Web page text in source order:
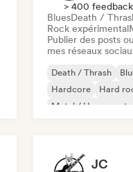
> 400
BluesDeath /
Rock expérimental
Publier des posts
mes réseaux
Death / Thrash
Hardcore
Hard
Metal / Heavy
JC